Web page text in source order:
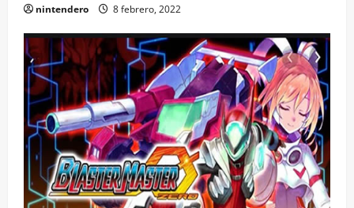
nintendero 8 febrero, 2022